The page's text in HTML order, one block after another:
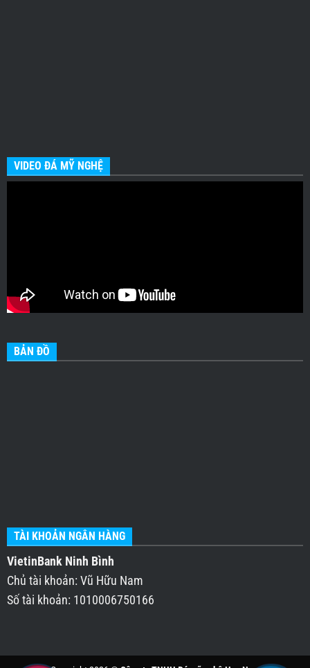
VIDEO ĐÁ MỸ NGHỆ
BẢN ĐỒ
TÀI KHOẢN NGÂN HÀNG
VietinBank Ninh Bình
Chủ tài khoản: Vũ Hữu Nam
Số tài khoản: 1010006750166